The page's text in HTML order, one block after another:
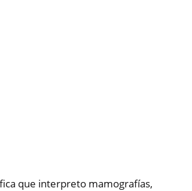
que interpreto mamografías,